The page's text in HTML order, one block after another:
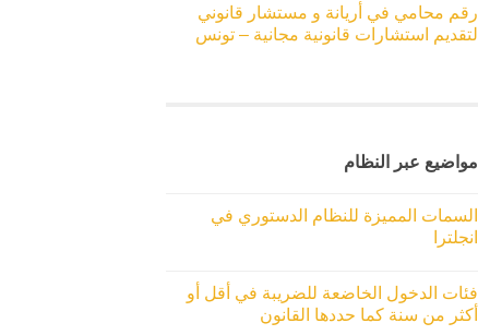
رقم محامي في أريانة و مستشار قانوني
لتقديم استشارات قانونية مجانية – تونس
مواضيع عبر النظام
السمات المميزة للنظام الدستوري في
انجلترا
فئات الدخول الخاضعة للضريبة في أقل أو
أكثر من سنة كما حددها القانون